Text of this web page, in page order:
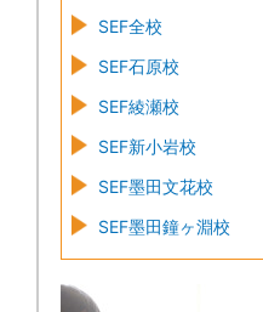
SEF全校
SEF石原校
SEF綾瀬校
SEF新小岩校
SEF墨田文花校
SEF墨田鐘ヶ淵校